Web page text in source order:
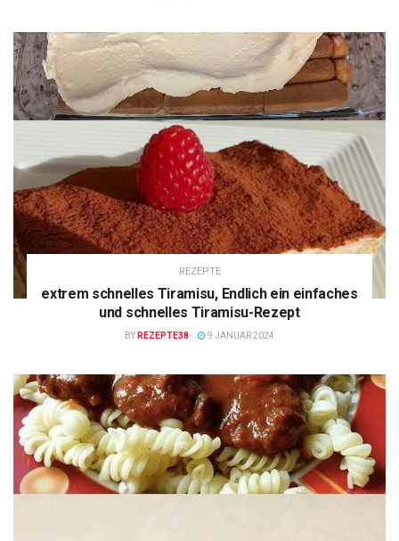
REZEPTE
extrem schnelles Tiramisu, Endlich ein einfaches
und schnelles Tiramisu-Rezept
BY REZEPTE38 9 JANUAR 2024